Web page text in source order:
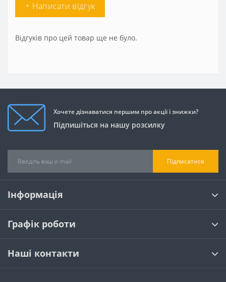
+ Написати відгук
Відгуків про цей товар ще не було.
Хочете дізнаватися першим про акції і знижки?
Підпишіться на нашу розсилку
Підписатися
Інформація
Графік роботи
Наші контакти